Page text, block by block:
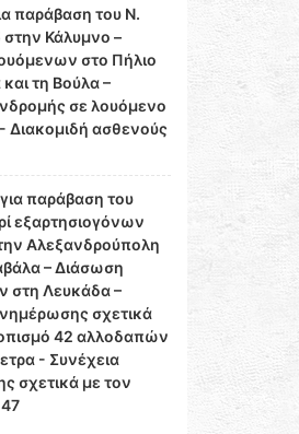
παράβαση του Ν.
Κάλυμνο –
στο Πήλιο
τη Βούλα –
σε λουόμενο
Διακομιδή ασθενούς
παράβαση του
εξαρτησιογόνων
Αλεξανδρούπολη
– Διάσωση
στη Λευκάδα –
σχετικά
42 αλλοδαπών
- Συνέχεια
σχετικά με τον